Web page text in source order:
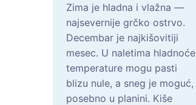
Zima je hladna i vlažna —
najsevernije grčko ostrvo.
Decembar je najkišovitiji
mesec. U naletima hladnoće
temperature mogu pasti
blizu nule, a sneg je moguć,
posebno u planini. Kiše